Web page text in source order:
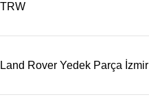
TRW
Land Rover Yedek Parça İzmir